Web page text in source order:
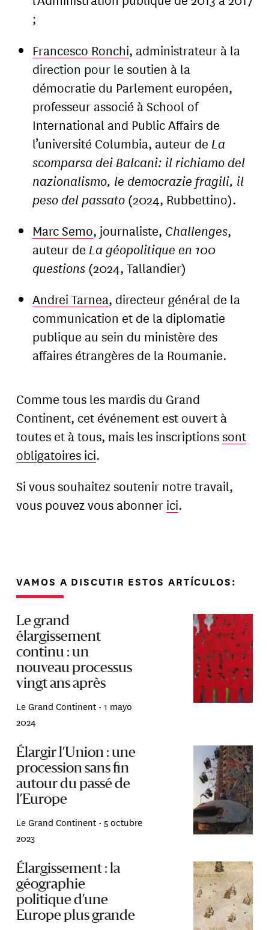
;
Francesco Ronchi, administrateur à la
direction pour le soutien à la
démocratie du Parlement européen,
professeur associé à School of
International and Public Affairs de
l’université Columbia, auteur de La
scomparsa dei Balcani: il richiamo del
nazionalismo, le democrazie fragili, il
peso del passato (2024, Rubbettino).
Marc Semo, journaliste, Challenges,
auteur de La géopolitique en 100
questions (2024, Tallandier)
Andrei Tarnea, directeur général de la
communication et de la diplomatie
publique au sein du ministère des
affaires étrangères de la Roumanie.
Comme tous les mardis du Grand
Continent, cet événement est ouvert à
toutes et à tous, mais les inscriptionssont
obligatoires ici.
Si vous souhaitez soutenir notre travail,
vous pouvez vous abonner ici.
VAMOS A DISCUTIR ESTOS ARTÍCULOS:
Le grand
élargissement
continu : un
nouveau processus
vingt ans après
Le Grand Continent •1 mayo
2024
Élargir l’Union : une
procession sans fin
autour du passé de
l’Europe
Le Grand Continent •5 octubre
2023
Élargissement : la
géographie
politique d’une
Europe plus grande